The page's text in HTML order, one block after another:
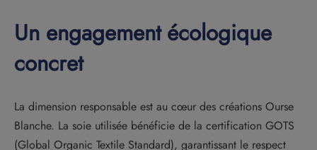
Un engagement écologique
concret
La dimension responsable est au cœur des créations Ourse
Blanche. La soie utilisée bénéficie de la certification GOTS
(Global Organic Textile Standard), garantissant le respect